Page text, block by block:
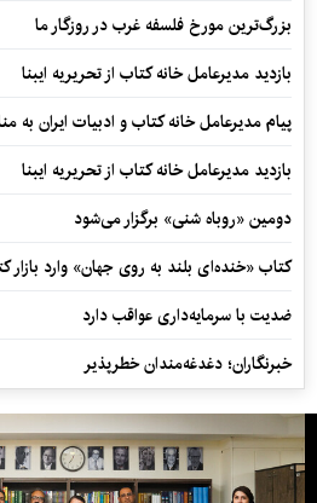
بزرگ‌ترین مورخ فلسفه غرب در روزگار ما
بازدید مدیرعامل خانه کتاب از تحریریه ایبنا
پیام مدیرعامل خانه کتاب و ادبیات ایران به
بازدید مدیرعامل خانه کتاب از تحریریه ایبنا
دومین «روباه شنی» برگزار می‌شود
کتاب «خنده‌ای بلند به روی جهان» وارد بازار
ضدیت با سرمایه‌داری عواقب دارد
خبرنگاران؛ دغدغه‌مندان خطرپذیر